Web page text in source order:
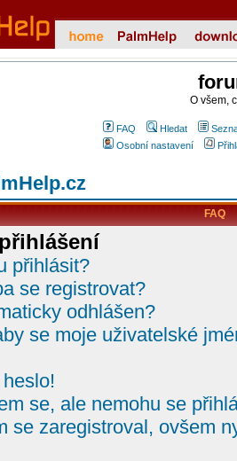
O všem,
FAQ Hledat
Osobní nastavení
FAQ
přihlásit?
se registrovat?
odhlášen?
se moje uživatelské
se, ale nemohu se
se zaregistroval, ovšem